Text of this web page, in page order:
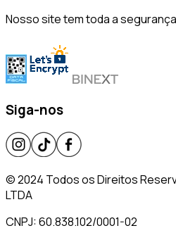
Nosso site tem toda a
Siga-nos
© 2024 Todos os Direitos
LTDA
CNPJ: 60.838.102/0001-02